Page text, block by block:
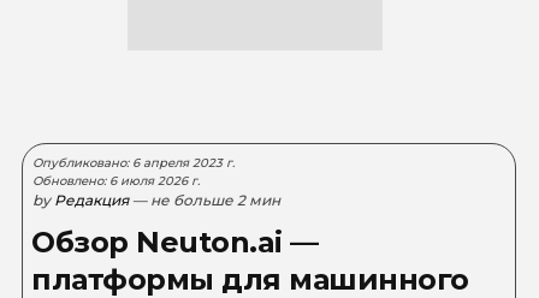
Опубликовано: 6 апреля 2023 г.
Обновлено: 6 июля 2026 г.
by Редакция — не больше 2 мин
Обзор Neuton.ai —
платформы для машинного